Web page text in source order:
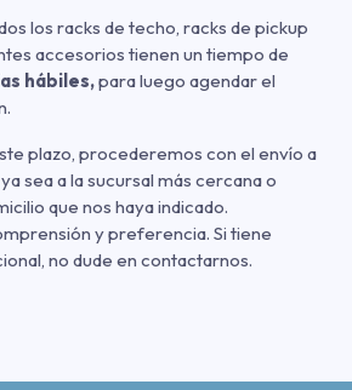
los racks de techo, racks de pickup
accesorios tienen un tiempo de
hábiles,para luego agendar el
plazo, procederemos con el envío a
, ya sea a la sucursal más cercana o
que nos haya indicado.
y preferencia. Si tiene
no dude en contactarnos.